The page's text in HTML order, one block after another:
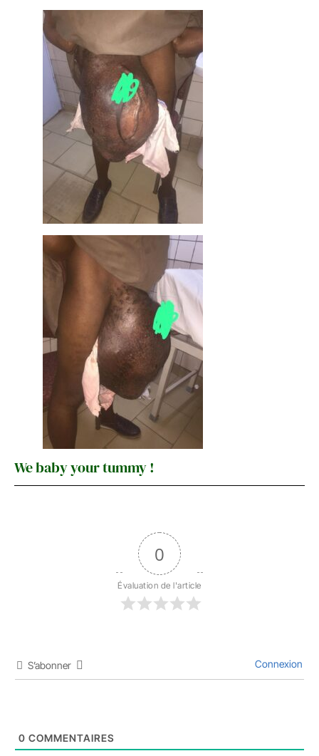
We baby your tummy !
0
Évaluation de l'article
S’abonner Connexion
0 COMMENTAIRES